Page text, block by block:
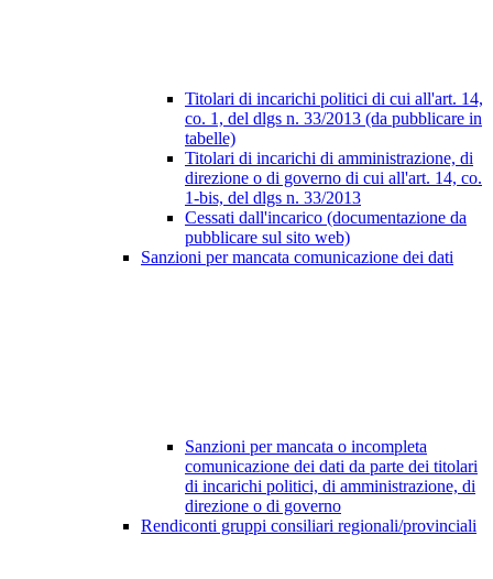
Titolari di incarichi politici di cui all'art. 14,
co. 1, del dlgs n. 33/2013 (da pubblicare in
tabelle)
Titolari di incarichi di amministrazione, di
direzione o di governo di cui all'art. 14, co.
1-bis, del dlgs n. 33/2013
Cessati dall'incarico (documentazione da
pubblicare sul sito web)
Sanzioni per mancata comunicazione dei dati
Sanzioni per mancata o incompleta
comunicazione dei dati da parte dei titolari
di incarichi politici, di amministrazione, di
direzione o di governo
Rendiconti gruppi consiliari regionali/provinciali